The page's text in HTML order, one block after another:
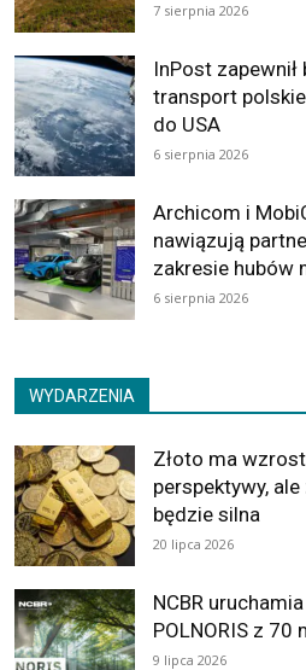
7 sierpnia 2026
InPost zapewnił
transport
do USA
6 sierpnia 2026
Archicom i
nawiązują
zakresie hubów
6 sierpnia 2026
WYDARZENIA
Złoto ma
perspektywy,
będzie silna
20 lipca 2026
NCBR
POLNORIS z 70
9 lipca 2026